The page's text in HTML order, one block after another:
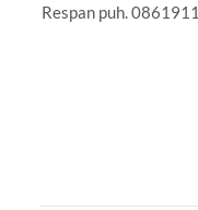
Respan puh. 0861911